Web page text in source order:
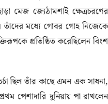
মেজ জ্যেঠামশাই ক্ষেত্রচরণের
তাঁদের মধ্যে গোবর গোহ নিজেকে
প্রতিষ্ঠিত করেছিলেন বিংশ
ছিল তাঁর কাছে এমন এক সাধনা,
পেশাদারি দুনিয়ায় পা রাখলেন